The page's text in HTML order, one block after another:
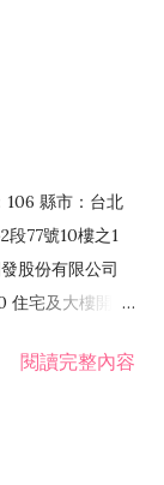
106 縣市：台北
段77號10樓之1
股份有限公司
住宅及大樓開發
賃業 I503010
閱讀完整內容